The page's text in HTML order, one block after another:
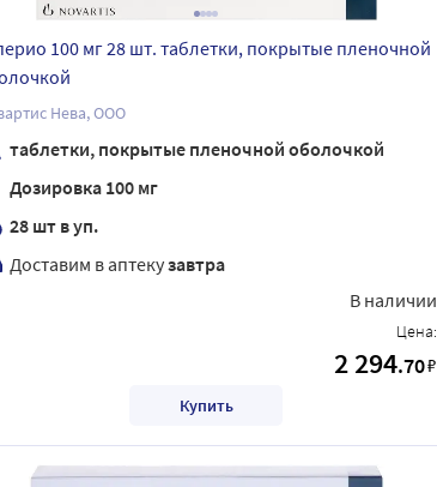
100 мг 28 шт. таблетки, покрытые пленочной
Нева, ООО
таблетки, покрытые пленочной оболочкой
Дозировка 100 мг
28 шт в уп.
Доставим в аптекузавтра
В наличии
Цена:
2 294.70₽
Купить